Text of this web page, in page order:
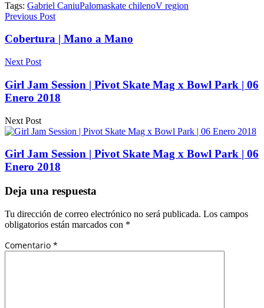
Tags: Gabriel CaniuPalomaskate chilenoV region
Previous Post
Cobertura | Mano a Mano
Next Post
Girl Jam Session | Pivot Skate Mag x Bowl Park | 06
Enero 2018
Next Post
Girl Jam Session | Pivot Skate Mag x Bowl Park | 06
Enero 2018
Deja una respuesta
Tu dirección de correo electrónico no será publicada. Los campos
obligatorios están marcados con *
Comentario *